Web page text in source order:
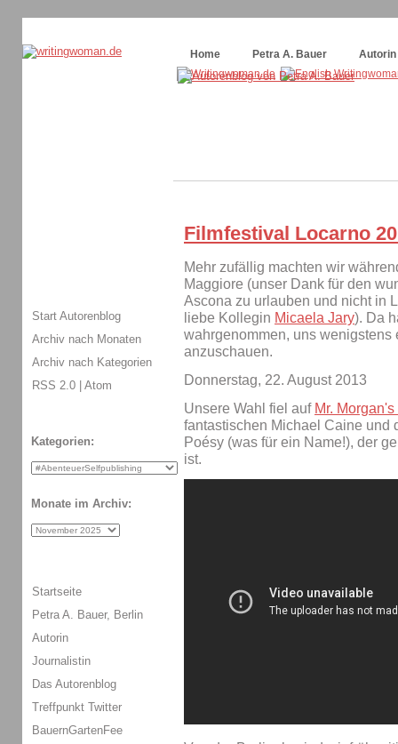
Home
Petra A. Bauer Autorin
Filmfestival Locarno
Mehr zufällig machten wir
Maggiore (unser Dank für den
Ascona zu urlauben und nicht in
liebe Kollegin Micaela Jary). Da
wahrgenommen, uns
anzuschauen.
Donnerstag, 22. August 2013
Unsere Wahl fiel auf Mr.
fantastischen Michael Caine und
Poésy (was für ein Name!), der
ist.
Start Autorenblog
Archiv nach Monaten
Archiv nach Kategorien
RSS 2.0 | Atom
Kategorien:
Monate im Archiv:
Startseite
Petra A. Bauer, Berlin
Autorin
Journalistin
Das Autorenblog
Treffpunkt Twitter
BauernGartenFee